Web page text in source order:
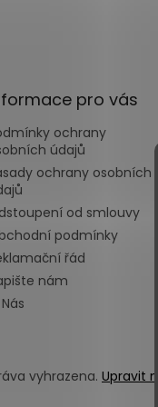
pro vás
ochrany
údajů
ochrany osobních
od smlouvy
podmínky
řád
nám
vyhrazena. Upravit